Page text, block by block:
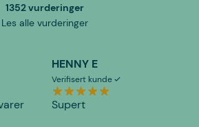
1352 vurderinger
Les alle vurderinger
HENNY E
Verifisert kunde
Supert